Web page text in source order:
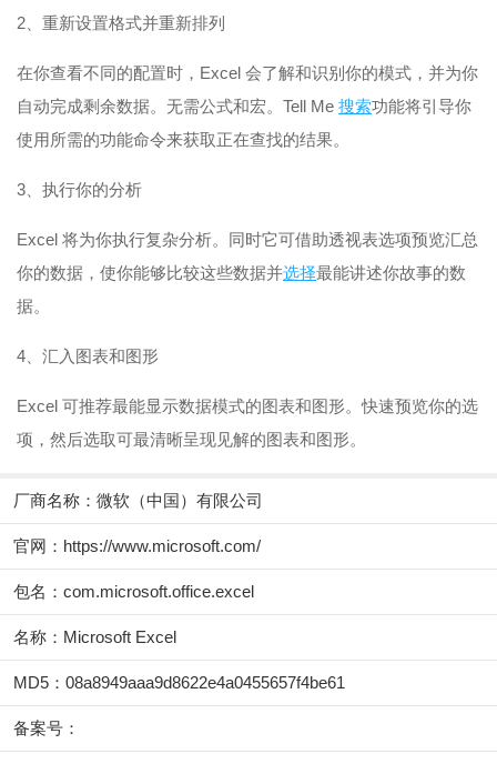
2、重新设置格式并重新排列
在你查看不同的配置时，Excel 会了解和识别你的模式，并为你
自动完成剩余数据。无需公式和宏。Tell Me 搜索功能将引导你
使用所需的功能命令来获取正在查找的结果。
3、执行你的分析
Excel 将为你执行复杂分析。同时它可借助透视表选项预览汇总
你的数据，使你能够比较这些数据并选择最能讲述你故事的数
据。
4、汇入图表和图形
Excel 可推荐最能显示数据模式的图表和图形。快速预览你的选
项，然后选取可最清晰呈现见解的图表和图形。
厂商名称： 微软（中国）有限公司
官网： https://www.microsoft.com/
包名：com.microsoft.office.excel
名称：Microsoft Excel
MD5：08a8949aaa9d8622e4a0455657f4be61
备案号：